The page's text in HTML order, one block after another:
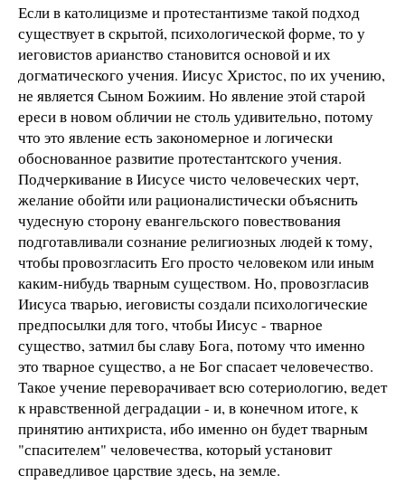
Если в католицизме и протестантизме такой подход
существует в скрытой, психологической форме, то у
иеговистов арианство становится основой и их
догматического учения. Иисус Христос, по их учению,
не является Сыном Божиим. Но явление этой старой
ереси в новом обличии не столь удивительно, потому
что это явление есть закономерное и логически
обоснованное развитие протестантского учения.
Подчеркивание в Иисусе чисто человеческих черт,
желание обойти или рационалистически объяснить
чудесную сторону евангельского повествования
подготавливали сознание религиозных людей к тому,
чтобы провозгласить Его просто человеком или иным
каким-нибудь тварным существом. Но, провозгласив
Иисуса тварью, иеговисты создали психологические
предпосылки для того, чтобы Иисус - тварное
существо, затмил бы славу Бога, потому что именно
это тварное существо, а не Бог спасает человечество.
Такое учение переворачивает всю сотериологию, ведет
к нравственной деградации - и, в конечном итоге, к
принятию антихриста, ибо именно он будет тварным
"спасителем" человечества, который установит
справедливое царствие здесь, на земле.